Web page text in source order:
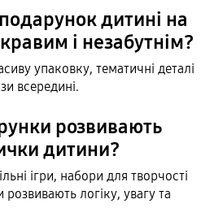
дитині на
і незабутнім?
упаковку, тематичні деталі
всередині.
розвивають
дитини?
ігри, набори для творчості
розвивають логіку, увагу та